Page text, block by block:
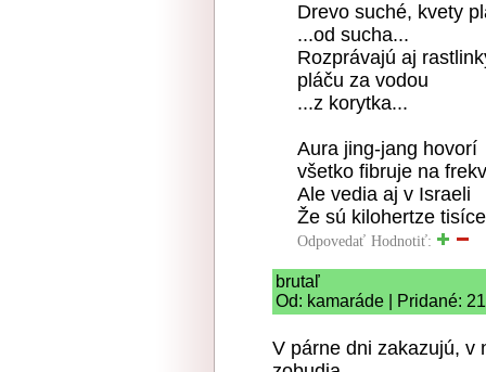
Drevo suché, kvety
...od sucha...
Rozprávajú aj
pláču za vodou
...z korytka...
Aura jing-jang hovorí
všetko fibruje na
Ale vedia aj v Israeli
Že sú kilohertze
Odpovedať Hodnotiť:
brutaľ
Od: kamaráde | Pridané:
V párne dni zakazujú, v